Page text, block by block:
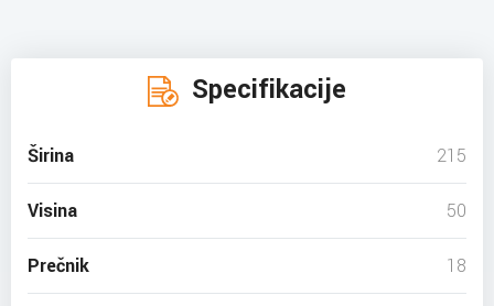
Specifikacije
Širina 215
Visina 50
Prečnik 18